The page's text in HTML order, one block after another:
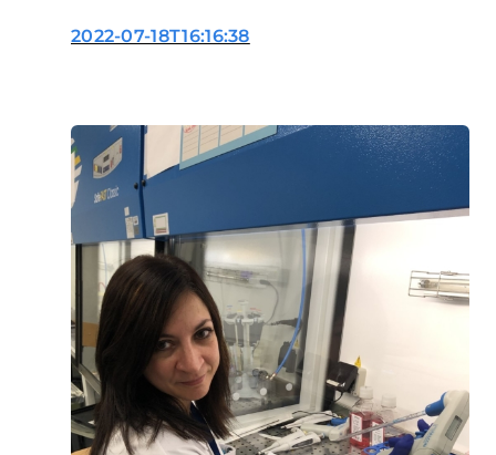
tumori pediatrici
2022-07-18T16:16:38